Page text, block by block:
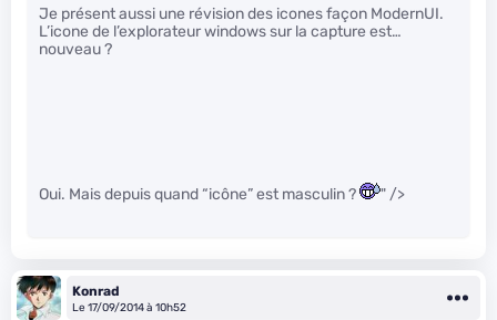
Je présent aussi une révision des icones façon ModernUI.
L’icone de l’explorateur windows sur la capture est…
nouveau ?
Oui. Mais depuis quand “icône” est masculin ? " />
Konrad
Le 17/09/2014 à 10h52